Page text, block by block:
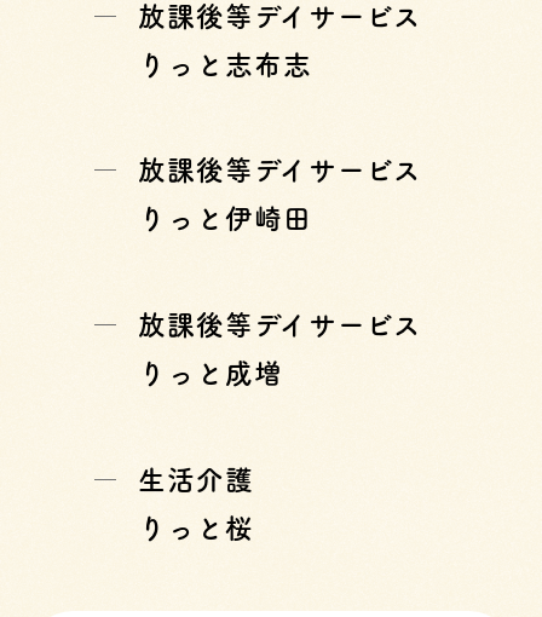
放課後等デイサービス
りっと志布志
放課後等デイサービス
りっと伊崎田
放課後等デイサービス
りっと成増
生活介護
りっと桜